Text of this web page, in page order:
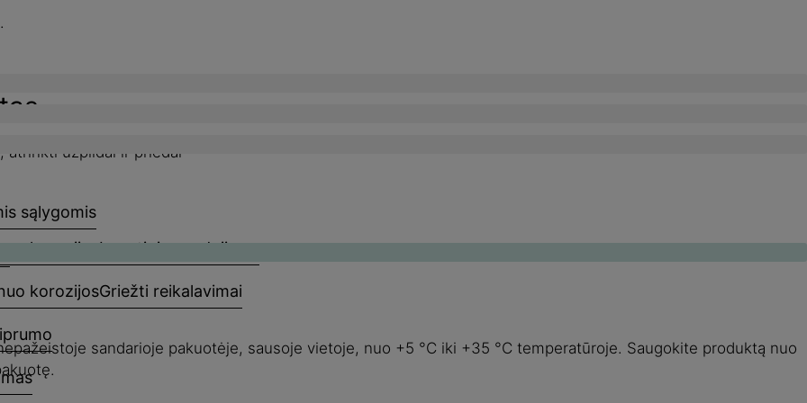
atrinkti užpildai ir priedai
sandarioje pakuotėje, sausoje vietoje, nuo +5 °C iki +35 °C temperatūroje. Saugokite produktą nuo
korozijosĮprastinis naudojimas
korozijosGriežti reikalavimai
sąlygomis